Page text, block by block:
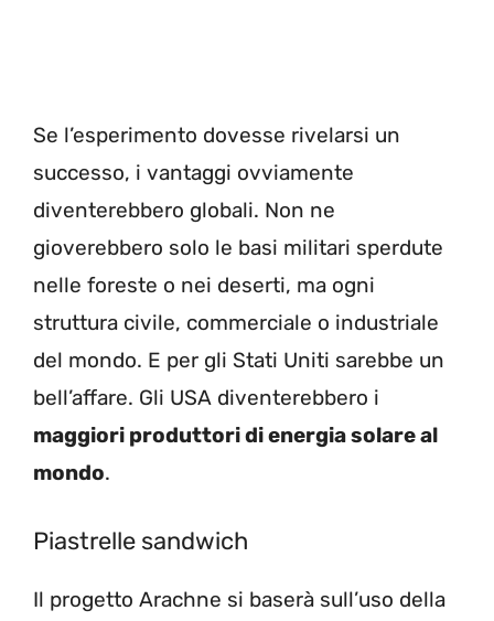
Se l’esperimento dovesse rivelarsi un
successo, i vantaggi ovviamente
diventerebbero globali. Non ne
gioverebbero solo le basi militari sperdute
nelle foreste o nei deserti, ma ogni
struttura civile, commerciale o industriale
del mondo. E per gli Stati Uniti sarebbe un
bell’affare. Gli USA diventerebbero i
maggiori produttori di energia solare al
mondo.
Piastrelle sandwich
Il progetto Arachne si baserà sull’uso della